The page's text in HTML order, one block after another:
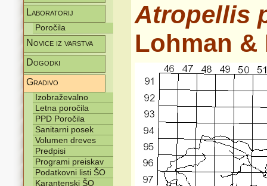
Laboratorij
Poročila
Novice iz varstva
Dogodki
Gradivo
Izobraževalno
Letna poročila
PPD Poročila
Sanitarni posek
Volumen dreves
Predpisi
Programi preiskav
Podatkovni listi ŠO
Karantenski ŠO
Atropellis
Lohman &